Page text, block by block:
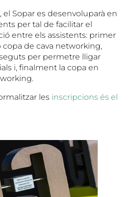
el Sopar es desenvoluparà en
per tal de facilitar el
entre els assistents: primer
de cava networking,
per permetre lligar
i, finalment la copa en
les inscripcions és el